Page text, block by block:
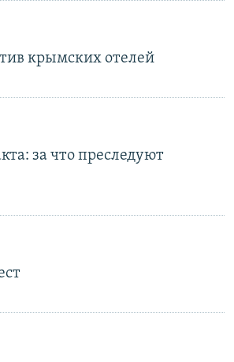
крымских отелей
за что преследуют